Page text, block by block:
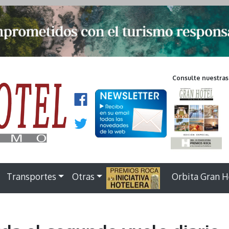
Consulte
Transportes Otras . Orbita Gran